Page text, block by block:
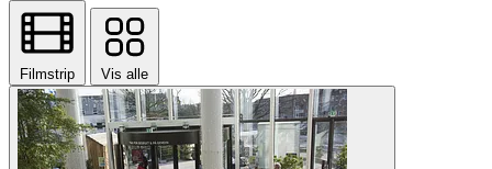
Filmstrip Vis alle